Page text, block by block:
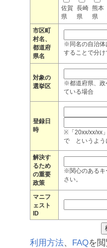
佐賀
県
長崎
県
熊本
県
市区町
村名、
都道府
県名
※同名の自治体
することで分け
対象の
選挙区
※都道府県、政
ている場合
登録日
時
※「20xx/xx/xx
で というよう
解決す
るため
の重要
政策
※関心のあるキ
さい。
マニフ
ェスト
ID
利用方法、 FAQを